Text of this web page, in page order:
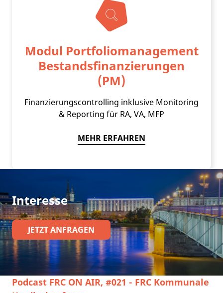
Modul Portfoliomanagement
Bestandsfinanzierungen
(PM)
Finanzierungscontrolling inklusive Monitoring
& Reporting für RA, VA, MFP
MEHR ERFAHREN
Interesse
JETZT ANFRAGEN
Podcast FRC ON AIR, #021 - FRC Kommunale